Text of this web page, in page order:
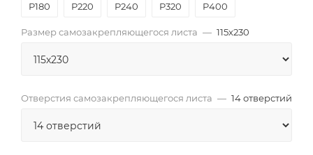
P180 P220 P240 P320 P400
Размер самозакрепляющегося листа — 115х230
Отверстия самозакрепляющегося листа — 14 отверстий